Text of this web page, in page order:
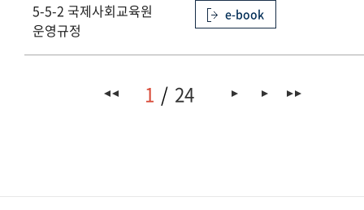
5-5-2 국제사회교육원
운영규정
e-book
1 24